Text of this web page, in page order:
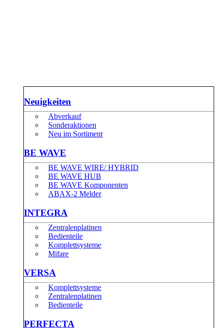
Neuigkeiten
Abverkauf
Sonderaktionen
Neu im Sortiment
BE WAVE
BE WAVE WIRE/ HYBRID
BE WAVE HUB
BE WAVE Komponenten
ABAX-2 Melder
INTEGRA
Zentralenplatinen
Bedienteile
Komplettsysteme
Mifare
VERSA
Komplettsysteme
Zentralenplatinen
Bedienteile
PERFECTA